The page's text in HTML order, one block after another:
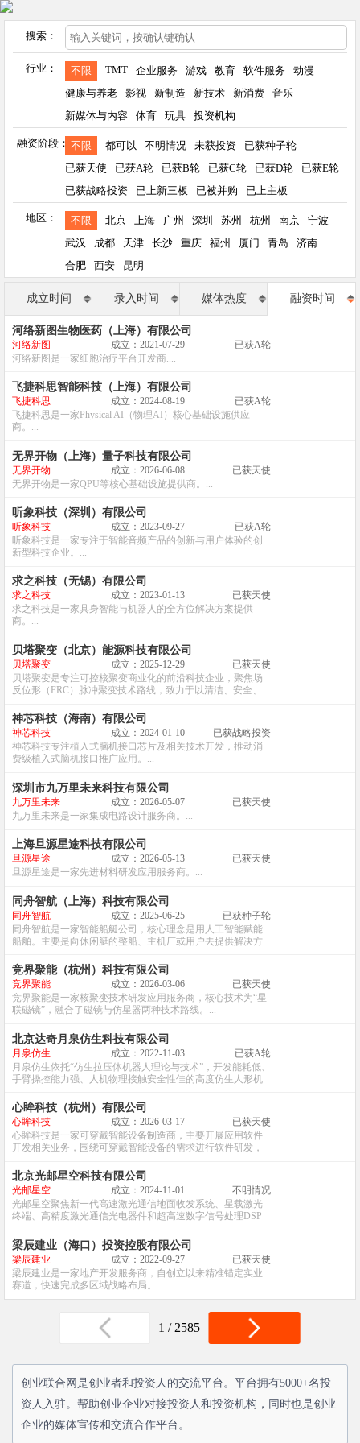
搜索：
行业： 不限 TMT 企业服务 游戏 教育 软件服务
动漫
健康与养老
影视 新制造 新技术 新消费
音乐
新媒体与内容
体育 玩具 投资机构
融资阶段： 不限 都可以 不明情况 未获投资
已获种子轮
已获天使
已获A轮 已获B轮 已获C轮 已获D轮
已获E轮
已获战略投资
已上新三板 已被并购 已上主板
地区： 不限 北京 上海 广州 深圳 苏州 杭州 南京
宁波
武汉
成都 天津 长沙 重庆 福州 厦门 青岛
济南
合肥
西安 昆明
成立时间 录入时间 媒体热度 融资时间
河络新图生物医药（上海）有限公司
河络新图 成立：2021-07-29
已获A轮
河络新图是一家细胞治疗平台开发商....
飞捷科思智能科技（上海）有限公司
飞捷科思 成立：2024-08-19
已获A轮
飞捷科思是一家Physical AI（物理AI）核心基础设施供应
商。...
无界开物（上海）量子科技有限公司
无界开物 成立：2026-06-08
已获天使
无界开物是一家QPU等核心基础设施提供商。...
听象科技（深圳）有限公司
听象科技 成立：2023-09-27
已获A轮
听象科技是一家专注于智能音频产品的创新与用户体验的创
新型科技企业。...
求之科技（无锡）有限公司
求之科技 成立：2023-01-13
已获天使
求之科技是一家具身智能与机器人的全方位解决方案提供
商。...
贝塔聚变（北京）能源科技有限公司
贝塔聚变 成立：2025-12-29
已获天使
贝塔聚变是专注可控核聚变商业化的前沿科技企业，聚焦场
反位形（FRC）脉冲聚变技术路线，致力于以清洁、安全、
神芯科技（海南）有限公司
神芯科技 成立：2024-01-10
已获战略投资
神芯科技专注植入式脑机接口芯片及相关技术开发，推动消
费级植入式脑机接口推广应用。...
深圳市九万里未来科技有限公司
九万里未来 成立：2026-05-07
已获天使
九万里未来是一家集成电路设计服务商。...
上海旦源星途科技有限公司
旦源星途 成立：2026-05-13
已获天使
旦源星途是一家先进材料研发应用服务商。...
同舟智航（上海）科技有限公司
同舟智航 成立：2025-06-25
已获种子轮
同舟智航是一家智能船艇公司，核心理念是用人工智能赋能
船舶。主要是向休闲艇的整船、主机厂或用户去提供解决方
竞界聚能（杭州）科技有限公司
竞界聚能 成立：2026-03-06
已获天使
竞界聚能是一家核聚变技术研发应用服务商，核心技术为“星
联磁镜”，融合了磁镜与仿星器两种技术路线。...
北京达奇月泉仿生科技有限公司
月泉仿生 成立：2022-11-03
已获A轮
月泉仿生依托“仿生拉压体机器人理论与技术”，开发能耗低、
手臂操控能力强、人机物理接触安全性佳的高度仿生人形机
心眸科技（杭州）有限公司
心眸科技 成立：2026-03-17
已获天使
心眸科技是一家可穿戴智能设备制造商，主要开展应用软件
开发相关业务，围绕可穿戴智能设备的需求进行软件研发，
北京光邮星空科技有限公司
光邮星空 成立：2024-11-01
不明情况
光邮星空聚焦新一代高速激光通信地面收发系统、星载激光
终端、高精度激光通信光电器件和超高速数字信号处理DSP
梁辰建业（海口）投资控股有限公司
梁辰建业 成立：2022-09-27
已获天使
梁辰建业是一家地产开发服务商，自创立以来精准锚定实业
赛道，快速完成多区域战略布局。...
1 / 2585
创业联合网是创业者和投资人的交流平台。平台拥有5000+名投
资人入驻。帮助创业企业对接投资人和投资机构，同时也是创业
企业的媒体宣传和交流合作平台。